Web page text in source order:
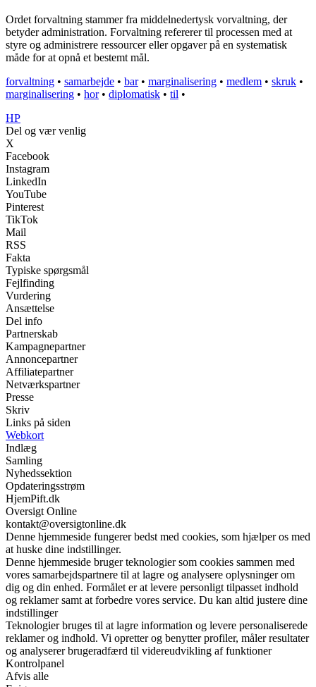
Ordet forvaltning stammer fra middelnedertysk vorvaltning, der
betyder administration. Forvaltning refererer til processen med at
styre og administrere ressourcer eller opgaver på en systematisk
måde for at opnå et bestemt mål.
forvaltning • samarbejde • bar• marginalisering • medlem • skruk •
marginalisering • hor• diplomatisk • til •
HP
Del og vær venlig
X
Facebook
Instagram
LinkedIn
YouTube
Pinterest
TikTok
Mail
RSS
Fakta
Typiske spørgsmål
Fejlfinding
Vurdering
Ansættelse
Del info
Partnerskab
Kampagnepartner
Annoncepartner
Affiliatepartner
Netværkspartner
Presse
Skriv
Links på siden
Webkort
Indlæg
Samling
Nyhedssektion
Opdateringsstrøm
HjemPift.dk
Oversigt Online
kontakt@oversigtonline.dk
Denne hjemmeside fungerer bedst med cookies, som hjælper os med
at huske dine indstillinger.
Denne hjemmeside bruger teknologier som cookies sammen med
vores samarbejdspartnere til at lagre og analysere oplysninger om
dig og din enhed. Formålet er at levere personligt tilpasset indhold
og reklamer samt at forbedre vores service. Du kan altid justere dine
indstillinger
Teknologier bruges til at lagre information og levere personaliserede
reklamer og indhold. Vi opretter og benytter profiler, måler resultater
og analyserer brugeradfærd til videreudvikling af funktioner
Kontrolpanel
Afvis alle